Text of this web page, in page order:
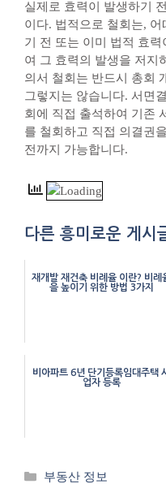
실제로 효력이 발생하기
이다. 법적으로 철회는,
기 전 또는 이미 법적 효
여 그 효력의 발생을 저지
의서 철회는 반드시 총회
그렇지는 않습니다. 서면
회에 직접 출석하여 기존
를 철회하고 직접 의결권
전까지 가능합니다.
다른 흥미로운 게시
재개발 재건축 비례율 이란? 비례
을 높이기 위한 방법 3가지
비아파트 6년 단기등록임대주택
업자 등록
카
부동산 정보